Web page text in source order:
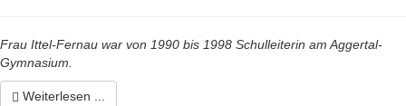
Frau Ittel-Fernau war von 1990 bis 1998 Schulleiterin am Aggertal-
Gymnasium.
Weiterlesen ...